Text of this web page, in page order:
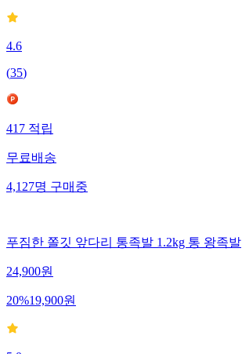
4.6
(35)
417적립
무료배송
4,127명구매중
푸짐한 쫄깃 앞다리 통족발 1.2kg 통 왕족발
24,900원
20%19,900원